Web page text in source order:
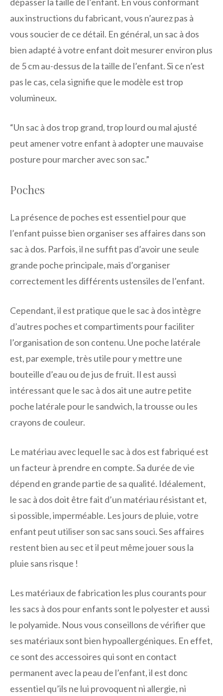
aux instructions du fabricant, vous n’aurez pas à
vous soucier de ce détail. En général, un sac à dos
bien adapté à votre enfant doit mesurer environ plus
de 5 cm au-dessus de la taille de l’enfant. Si ce n’est
pas le cas, cela signifie que le modèle est trop
volumineux.
“Un sac à dos trop grand, trop lourd ou mal ajusté
peut amener votre enfant à adopter une mauvaise
posture pour marcher avec son sac.”
Poches
La présence de poches est essentiel pour que
l’enfant puisse bien organiser ses affaires dans son
sac à dos. Parfois, il ne suffit pas d’avoir une seule
grande poche principale, mais d’organiser
correctement les différents ustensiles de l’enfant.
Cependant, il est pratique que le sac à dos intègre
d’autres poches et compartiments pour faciliter
l’organisation de son contenu. Une poche latérale
est, par exemple, très utile pour y mettre une
bouteille d’eau ou de jus de fruit. Il est aussi
intéressant que le sac à dos ait une autre petite
poche latérale pour le sandwich, la trousse ou les
crayons de couleur.
Le matériau avec lequel le sac à dos est fabriqué est
un facteur à prendre en compte. Sa durée de vie
dépend en grande partie de sa qualité. Idéalement,
le sac à dos doit être fait d’un matériau résistant et,
si possible, imperméable. Les jours de pluie, votre
enfant peut utiliser son sac sans souci. Ses affaires
restent bien au sec et il peut même jouer sous la
pluie sans risque !
Les matériaux de fabrication les plus courants pour
les sacs à dos pour enfants sont le polyester et aussi
le polyamide. Nous vous conseillons de vérifier que
ses matériaux sont bien hypoallergéniques. En effet,
ce sont des accessoires qui sont en contact
permanent avec la peau de l’enfant, il est donc
essentiel qu’ils ne lui provoquent ni allergie, ni